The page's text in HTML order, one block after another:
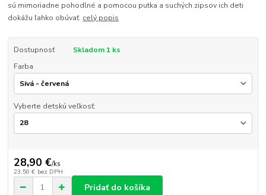
sú mimoriadne pohodlné a pomocou putka a suchých zipsov ich deti
dokážu ľahko obúvať. celý popis
Dostupnosť
Skladom 1 ks
Farba
Vyberte detskú veľkosť:
28,90 €/ks
23,50 € bez DPH
Pridať do košíka